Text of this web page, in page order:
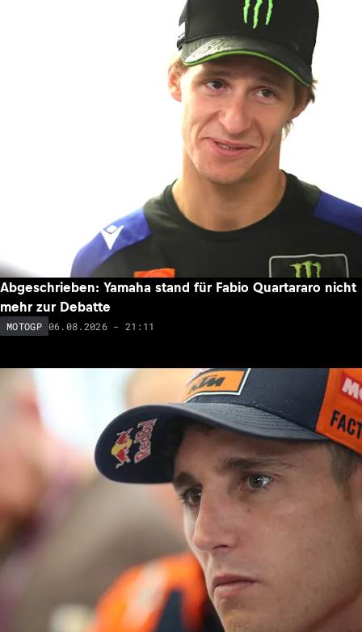
Abgeschrieben: Yamaha stand für Fabio Quartararo nicht
mehr zur Debatte
MOTOGP 06.08.2026 - 21:11